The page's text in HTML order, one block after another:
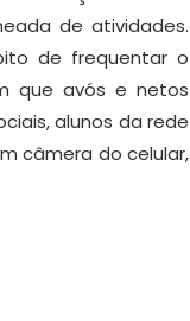
de atividades.
de frequentar o
que avós e netos
alunos da rede
câmera do celular,